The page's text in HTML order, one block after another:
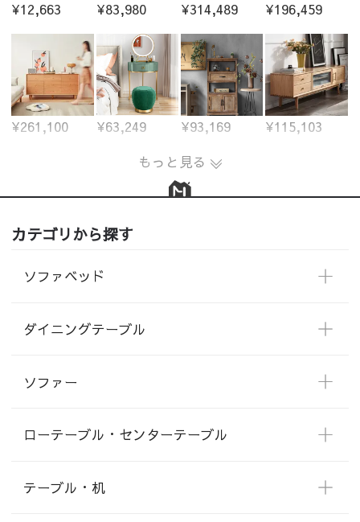
¥12,663 ¥83,980 ¥314,489 ¥196,459
¥261,100 ¥63,249 ¥93,169
¥115,103
もっと見る
カテゴリから探す
ソファベッド
ダイニングテーブル
ソファー
ローテーブル・センターテーブル
テーブル・机